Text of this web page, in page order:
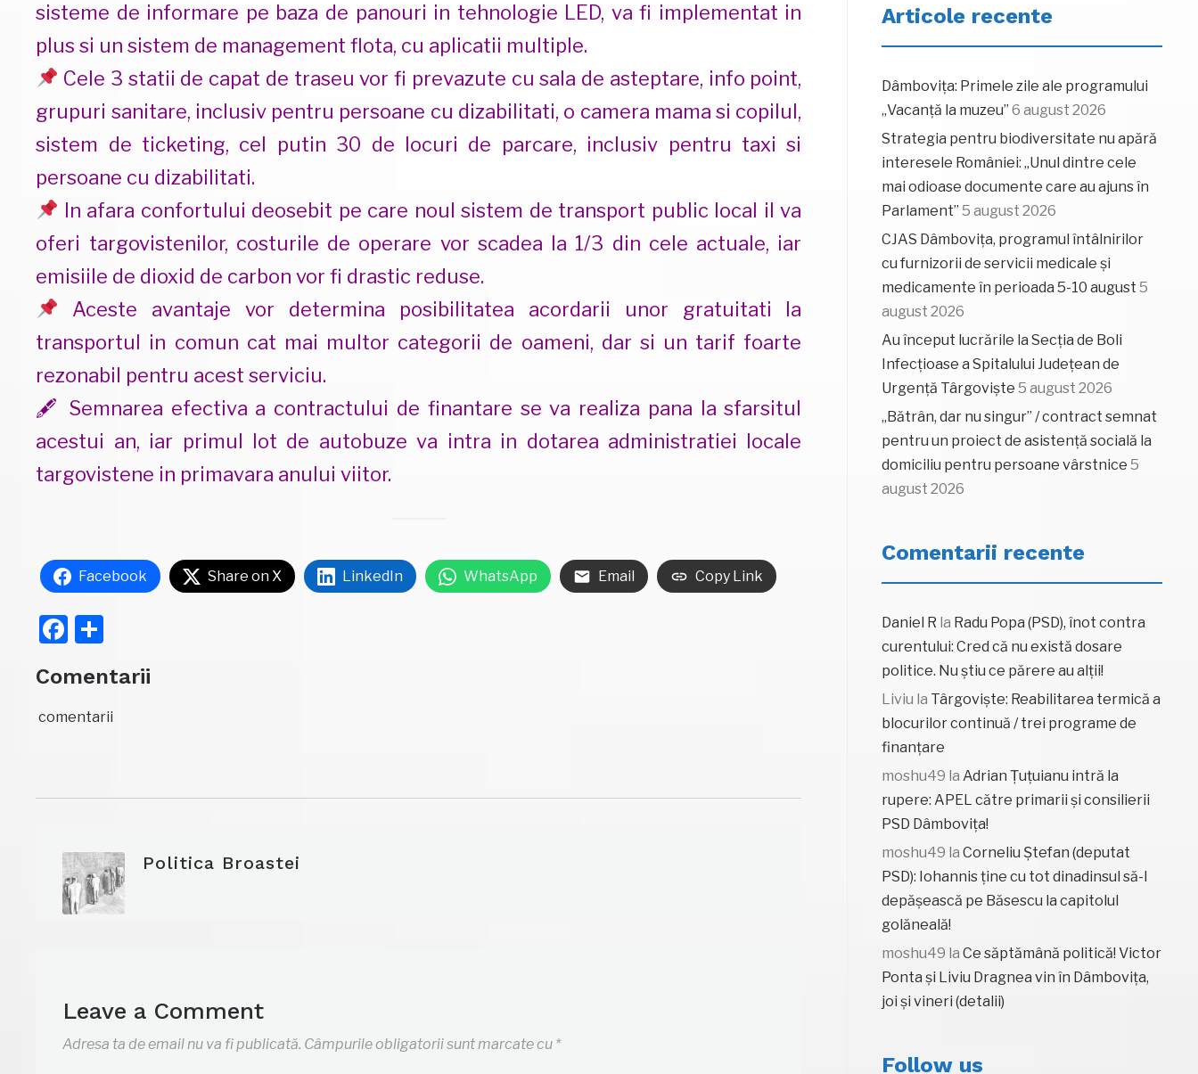
sisteme de informare pe baza de panouri in tehnologie LED, va fi implementat in
plus si un sistem de management flota, cu aplicatii multiple.
Cele 3 statii de capat de traseu vor fi prevazute cu sala de asteptare, info point,
grupuri sanitare, inclusiv pentru persoane cu dizabilitati, o camera mama si copilul,
sistem de ticketing, cel putin 30 de locuri de parcare, inclusiv pentru taxi si
persoane cu dizabilitati.
In afara confortului deosebit pe care noul sistem de transport public local il va
oferi targovistenilor, costurile de operare vor scadea la 1/3 din cele actuale, iar
emisiile de dioxid de carbon vor fi drastic reduse.
Aceste avantaje vor determina posibilitatea acordarii unor gratuitati la
transportul in comun cat mai multor categorii de oameni, dar si un tarif foarte
rezonabil pentru acest serviciu.
🖋 Semnarea efectiva a contractului de finantare se va realiza pana la sfarsitul
acestui an, iar primul lot de autobuze va intra in dotarea administratiei locale
targovistene in primavara anului viitor.
Facebook Share on X LinkedIn WhatsApp Email Copy Link
Facebook
Comentarii
comentarii
Politica Broastei
Leave a Comment
Adresa ta de email nu va fi publicată. Câmpurile obligatorii sunt marcate cu *
Articole recente
Dâmbovița: Primele zile ale programului
„Vacanță la muzeu” 6 august 2026
Strategia pentru biodiversitate nu apără
interesele României: „Unul dintre cele
mai odioase documente care au ajuns în
Parlament” 5 august 2026
CJAS Dâmbovița, programul întâlnirilor
cu furnizorii de servicii medicale și
medicamente în perioada 5-10 august 5
august 2026
Au început lucrările la Secția de Boli
Infecțioase a Spitalului Județean de
Urgență Târgoviște 5 august 2026
„Bătrân, dar nu singur” / contract semnat
pentru un proiect de asistență socială la
domiciliu pentru persoane vârstnice 5
august 2026
Comentarii recente
Daniel R la Radu Popa (PSD), înot contra
curentului: Cred că nu există dosare
politice. Nu știu ce părere au alții!
Liviu la Târgoviște: Reabilitarea termică a
blocurilor continuă / trei programe de
finanțare
moshu49 la Adrian Țuțuianu intră la
rupere: APEL către primarii și consilierii
PSD Dâmbovița!
moshu49 la Corneliu Ștefan (deputat
PSD): Iohannis ține cu tot dinadinsul să-l
depășească pe Băsescu la capitolul
golăneală!
moshu49 la Ce săptămână politică! Victor
Ponta și Liviu Dragnea vin în Dâmbovița,
joi și vineri (detalii)
Follow us